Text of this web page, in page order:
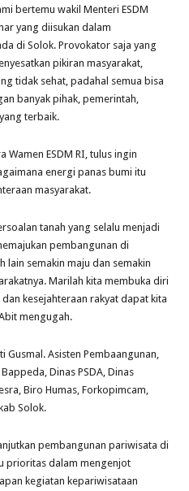
bertemu wakil Menteri ESDM
yang diisukan dalam
di Solok. Provokator saja yang
pikiran masyarakat,
tidak sehat, padahal semua bisa
banyak pihak, pemerintah,
terbaik.
Wamen ESDM RI, tulus ingin
energi panas bumi itu
masyarakat.
tanah yang selalu menjadi
pembangunan di
lain semakin maju dan semakin
Marilah kita membuka diri
kesejahteraan rakyat dapat kita
mengugah.
Asisten Pembaangunan,
Dinas PSDA, Dinas
Biro Humas, Forkopimcam,
Solok.
pembangunan pariwisata di
prioritas dalam mengenjot
kegiatan kepariwisataan